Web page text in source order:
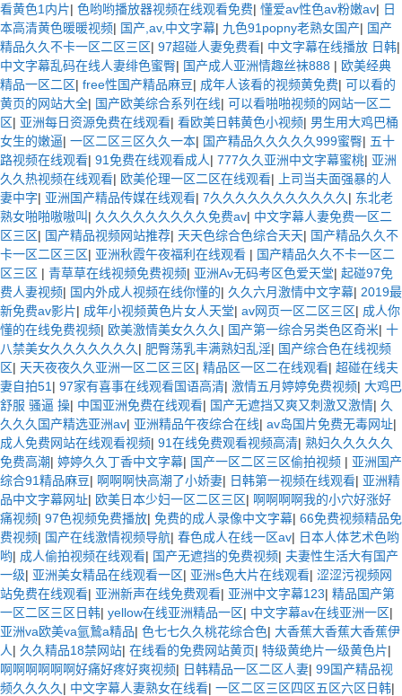
看黄色1内片| 色哟哟播放器视频在线观看免费| 懂爱av性色av粉嫩av| 日
本高清黄色暖暖视频| 国产,av,中文字幕| 九色91popny老熟女国产| 国产
精品久久不卡一区二区三区| 97超碰人妻免费看| 中文字幕在线播放 日韩|
中文字幕乱码在线人妻绯色蜜臀| 国产成人亚洲情趣丝袜888 | 欧美经典
精品一区二区| free性国产精品麻豆| 成年人该看的视频黄免费| 可以看的
黄页的网站大全| 国产欧美综合系列在线| 可以看啪啪视频的网站一区二
区| 亚洲每日资源免费在线观看| 看欧美日韩黄色小视频| 男生用大鸡巴桶
女生的嫩逼| 一区二区三区久久一本| 国产精品久久久久久999蜜臀| 五十
路视频在线观看| 91免费在线观看成人| 777久久亚洲中文字幕蜜桃| 亚洲
久久热视频在线观看| 欧美伦理一区二区在线观看|
上司当夫面强暴的人
妻中字| 亚洲国产精品传媒在线观看| 7久久久久久久久久久久久 | 东北老
熟女啪啪嗷嗷叫| 久久久久久久久久久免费av| 中文字幕人妻免费一区二
区三区| 国产精品视频网站推荐| 天天色综合色综合天天| 国产精品久久不
卡一区二区三区| 亚洲秋霞午夜福利在线观看 | 国产精品久久不卡一区二
区三区 | 青草草在线视频免费视频| 亚洲Av无码考区色爱天堂| 起碰97免
费人妻视频| 国内外成人视频在线你懂的| 久久六月激情中文字幕| 2019最
新免费av影片| 成年小视频黄色片女人天堂| av网页一区二区三区| 成人你
懂的在线免费视频| 欧美激情美女久久久 | 国产第一综合另类色区奇米| 十
八禁美女久久久久久久久 | 肥臀荡乳丰满熟妇乱淫| 国产综合色在线视频
区| 天天夜夜久久亚洲一区二区三区| 精品区一区二在线观看| 超碰在线夫
妻自拍51 | 97家有喜事在线观看国语高清| 激情五月婷婷免费视频| 大鸡巴
舒服 骚逼 操| 中国亚洲免费在线观看| 国产无遮挡又爽又刺激又激情| 久
久久久国产精选亚洲av| 亚洲精品午夜综合在线| av岛国片免费无毒网址|
成人免费网站在线观看视频| 91在线免费观看视频高清| 熟妇久久久久久
免费高潮| 婷婷久久丁香中文字幕| 国产一区二区三区偷拍视频 | 亚洲国产
综合91精品麻豆| 啊啊啊快高潮了小娇妻| 日韩第一视频在线观看| 亚洲精
品中文字幕网址| 欧美日本少妇一区二区三区| 啊啊啊啊我的小穴好涨好
痛视频| 97色视频免费播放| 免费的成人录像中文字幕| 66免费视频精品免
费视频| 国产在线激情视频导航| 春色成人在线一区av| 日本人体艺术色哟
哟| 成人偷拍视频在线观看| 国产无遮挡的免费视频| 夫妻性生活大有国产
一级| 亚洲美女精品在线观看一区| 亚洲s色大片在线观看| 涩涩污视频网
站免费在线观看| 亚洲新声在线免费观看| 亚洲中文字幕123| 精品国产第
一区二区三区日韩| yellow在线亚洲精品一区| 中文字幕av在线亚洲一区|
亚洲va欧美va氩鷙a精品| 色七七久久桃花综合色| 大香蕉大香蕉大香蕉伊
人| 久久精品18禁网站| 在线看的免费网站黄页| 特级黄绝片一级黄色片|
啊啊啊啊啊啊好痛好疼好爽视频| 日韩精品一区二区人妻| 99国产精品视
频久久久久 | 中文字幕人妻熟女在线看| 一区二区三区四区五区六区日韩|